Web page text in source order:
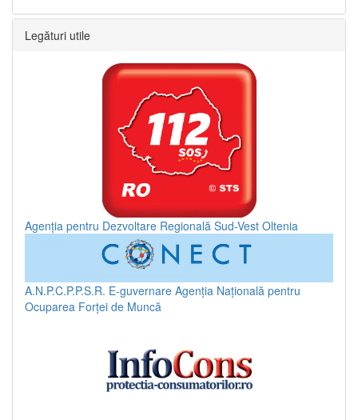
Legături utile
Agenția pentru Dezvoltare Regională Sud-Vest Oltenia
A.N.P.C.P.P.S.R. E-guvernare Agenția Națională pentru
Ocuparea Forței de Muncă